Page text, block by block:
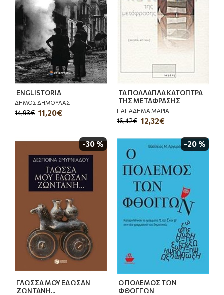
ENGLISTORIA
ΔΗΜΟΣ ΔΗΜΟΥΛΑΣ
11,20€
14,93€
ΤΑ ΠΟΛΛΑΠΛΑ ΚΑΤΟΠΤΡΑ
ΤΗΣ ΜΕΤΑΦΡΑΣΗΣ
ΠΑΠΑΔΗΜΑ ΜΑΡΙΑ
12,32€
16,42€
-30 %
ΓΛΩΣΣΑ ΜΟΥ ΕΔΩΣΑΝ
ΖΩΝΤΑΝΗ...
-20 %
Ο ΠΟΛΕΜΟΣ ΤΩΝ
ΦΘΟΓΓΩΝ